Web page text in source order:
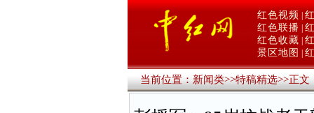
红色视频
红色联播
红色收藏
景区地图
当前位置：新闻类>>特稿精选>>正文